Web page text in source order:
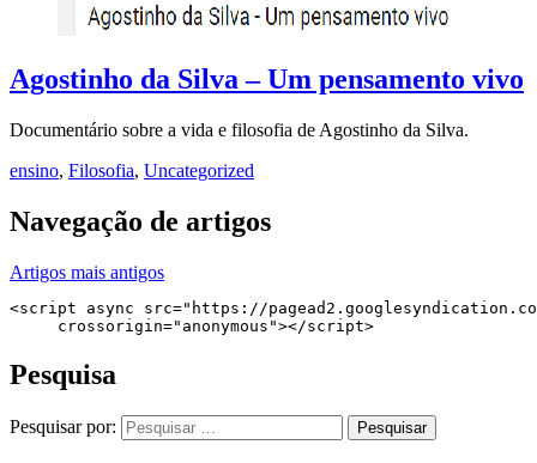
Agostinho da Silva – Um pensamento vivo
Documentário sobre a vida e filosofia de Agostinho da Silva.
ensino, Filosofia, Uncategorized
Navegação de artigos
Artigos mais antigos
<script async src="https://
     crossorigin="anonymous"></script>
Pesquisa
Pesquisar por: